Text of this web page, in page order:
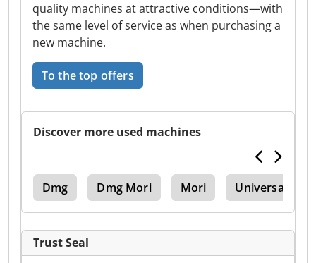
quality machines at attractive conditions—with
the same level of service as when purchasing a
new machine.
To the top offers
Discover more used machines
Dmg Dmg Mori Mori Universal
Trust Seal